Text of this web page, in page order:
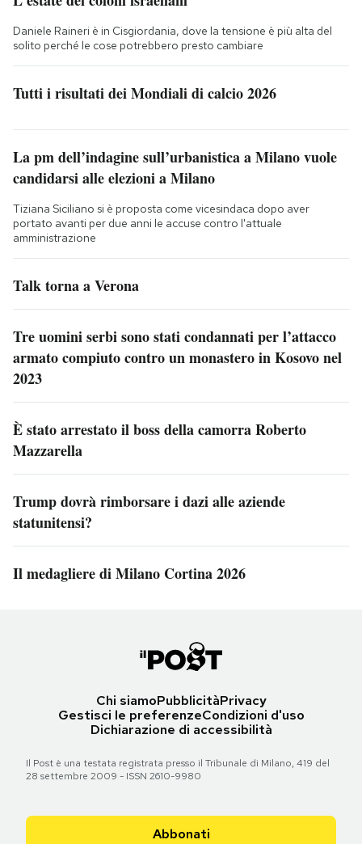
Daniele Raineri è in Cisgiordania, dove la tensione è più alta del
solito perché le cose potrebbero presto cambiare
Tutti i risultati dei Mondiali di calcio 2026
La pm dell’indagine sull’urbanistica a Milano vuole
candidarsi alle elezioni a Milano
Tiziana Siciliano si è proposta come vicesindaca dopo aver
portato avanti per due anni le accuse contro l'attuale
amministrazione
Talk torna a Verona
Tre uomini serbi sono stati condannati per l’attacco
armato compiuto contro un monastero in Kosovo nel
2023
È stato arrestato il boss della camorra Roberto
Mazzarella
Trump dovrà rimborsare i dazi alle aziende
statunitensi?
Il medagliere di Milano Cortina 2026
Chi siamoPubblicitàPrivacy
Gestisci le preferenzeCondizioni d'uso
Dichiarazione di accessibilità
Il Post è una testata registrata presso il Tribunale di Milano, 419 del
28 settembre 2009 - ISSN 2610-9980
Abbonati